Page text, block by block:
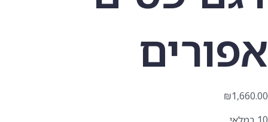
אפורים
₪1,660.00